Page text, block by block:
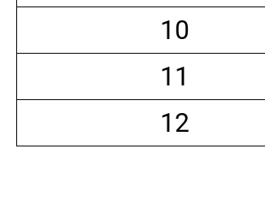
10
11
12